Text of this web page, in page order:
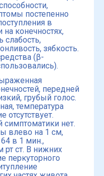
постепенно
в
на конечностях,
слабость,
зябкость.
(β-
передней
грубый голос.
температура
отсутствует.
симптоматики нет.
влево на 1 см,
в 1 мин.,
ст. В нижних
перкуторного